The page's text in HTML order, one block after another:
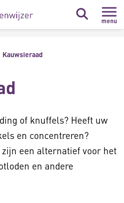
menu
Kauwsieraad
of knuffels? Heeft uw
en concentreren?
een alternatief voor het
en andere